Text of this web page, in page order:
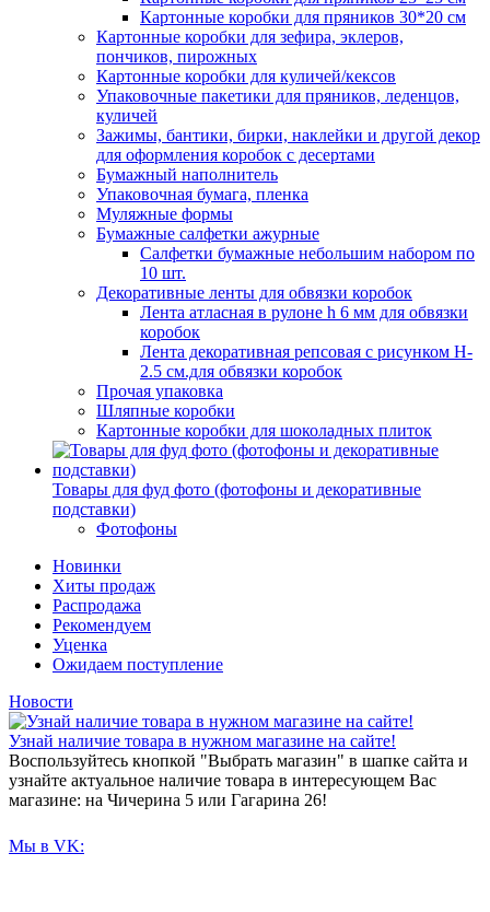
Картонные коробки для пряников 30*20 см
Картонные коробки для зефира, эклеров,
пончиков, пирожных
Картонные коробки для куличей/кексов
Упаковочные пакетики для пряников, леденцов,
куличей
Зажимы, бантики, бирки, наклейки и другой декор
для оформления коробок с десертами
Бумажный наполнитель
Упаковочная бумага, пленка
Муляжные формы
Бумажные салфетки ажурные
Салфетки бумажные небольшим набором по
10 шт.
Декоративные ленты для обвязки коробок
Лента атласная в рулоне h 6 мм для обвязки
коробок
Лента декоративная репсовая с рисунком H-
2.5 см.для обвязки коробок
Прочая упаковка
Шляпные коробки
Картонные коробки для шоколадных плиток
Товары для фуд фото (фотофоны и декоративные
подставки)
Фотофоны
Новинки
Хиты продаж
Распродажа
Рекомендуем
Уценка
Ожидаем поступление
Новости
Узнай наличие товара в нужном магазине на сайте!
Воспользуйтесь кнопкой "Выбрать магазин" в шапке сайта и
узнайте актуальное наличие товара в интересующем Вас
магазине: на Чичерина 5 или Гагарина 26!
Мы в VK: